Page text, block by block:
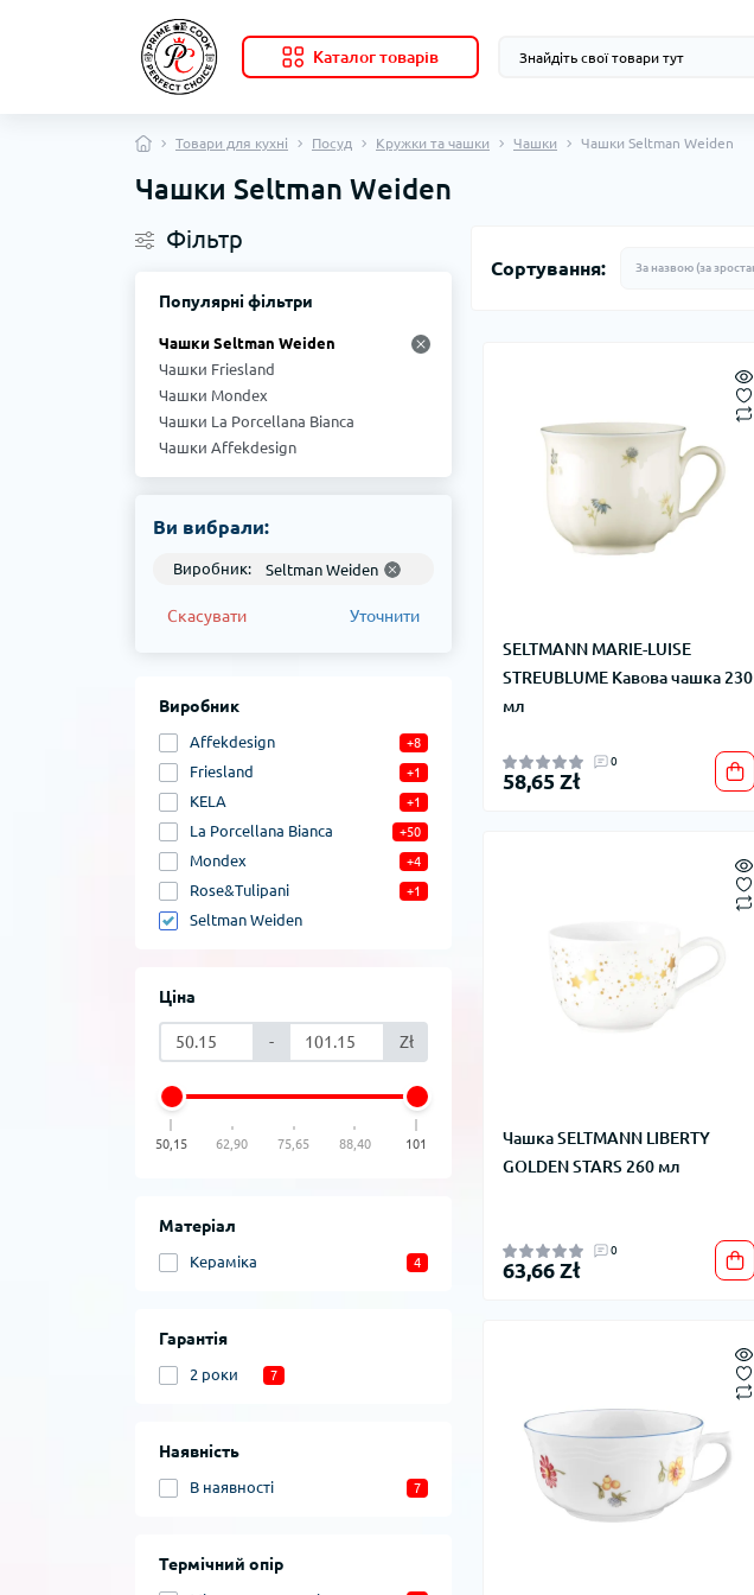
Каталог товарів
Товари для кухні Посуд Кружки та чашки Чашки Чашки Seltman Weiden
Чашки Seltman Weiden
Фільтр
Популярні фільтри
Чашки Seltman Weiden
Чашки Friesland
Чашки Mondex
Чашки La Porcellana Bianca
Чашки Affekdesign
Ви вибрали:
Виробник: Seltman Weiden
Скасувати Уточнити
Виробник
Affekdesign +8
Friesland +1
KELA +1
La Porcellana Bianca +50
Mondex +4
Rose&Tulipani +1
Seltman Weiden
Ціна
- Zł
50,15 62,90 75,65 88,40 101
Матеріал
Кераміка 4
Гарантія
2 роки 7
Наявність
В наявності 7
Термічний опір
Сортування:
SELTMANN MARIE-LUISE
STREUBLUME Кавова чашка 230
мл
0
58,65 Zł
Чашка SELTMANN LIBERTY
GOLDEN STARS 260 мл
0
63,66 Zł